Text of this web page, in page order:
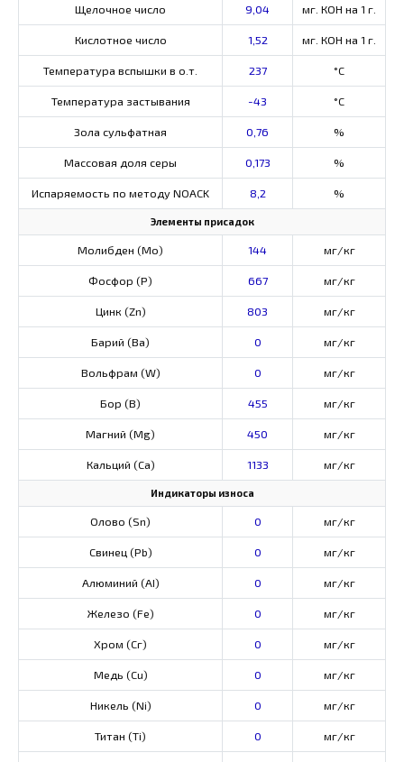
Щелочное число 9,04 мг. КОН на 1 г.
Кислотное число 1,52 мг. КОН на 1 г.
Температура вспышки в о.т. 237 °C
Температура застывания -43 °C
Зола сульфатная 0,76 %
Массовая доля серы 0,173 %
Испаряемость по методу NOACK 8,2 %
Элементы присадок
Молибден (Мо) 144 мг/кг
Фосфор (Р) 667 мг/кг
Цинк (Zn) 803 мг/кг
Барий (Ва) 0 мг/кг
Вольфрам (W) 0 мг/кг
Бор (В) 455 мг/кг
Магний (Mg) 450 мг/кг
Кальций (Са) 1133 мг/кг
Индикаторы износа
Олово (Sn) 0 мг/кг
Свинец (Pb) 0 мг/кг
Алюминий (AI) 0 мг/кг
Железо (Fe) 0 мг/кг
Хром (Сг) 0 мг/кг
Медь (Cu) 0 мг/кг
Никель (Ni) 0 мг/кг
Титан (Ti) 0 мг/кг